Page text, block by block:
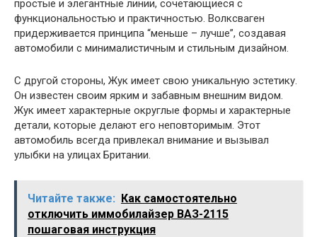
простые и элегантные линии, сочетающиеся с
функциональностью и практичностью. Волксваген
придерживается принципа “меньше – лучше”, создавая
автомобили с минималистичным и стильным дизайном.
С другой стороны, Жук имеет свою уникальную эстетику.
Он известен своим ярким и забавным внешним видом.
Жук имеет характерные округлые формы и характерные
детали, которые делают его неповторимым. Этот
автомобиль всегда привлекал внимание и вызывал
улыбки на улицах Британии.
Читайте также: Как самостоятельно
отключить иммобилайзер ВАЗ-2115
пошаговая инструкция